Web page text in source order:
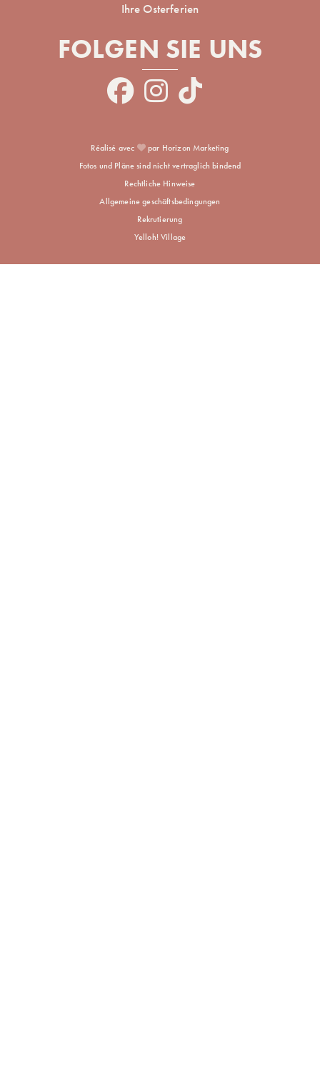
Ihre Osterferien
FOLGEN SIE UNS
Réalisé avec
par Horizon Marketing
Fotos und Pläne sind nicht vertraglich bindend
Rechtliche Hinweise
Allgemeine geschäftsbedingungen
Rekrutierung
Yelloh! Village